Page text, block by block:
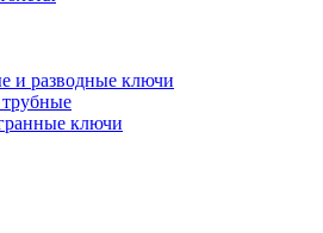
и разводные ключи
ключи